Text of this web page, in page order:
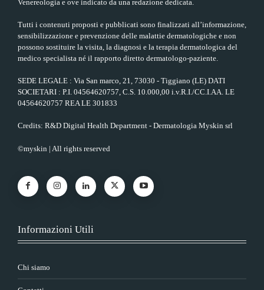
Venereologia e ove indicato da una redazione dedicata.
Tutti i contenuti proposti e pubblicati sono finalizzati all’informazione,
sensibilizzazione e prevenzione delle malattie dermatologiche e non
possono sostituire la visita, la diagnosi e la terapia dermatologica del
medico specialista né il rapporto diretto dermatologo-paziente.
SEDE LEGALE : Via San marco, 21, 73030 - Tiggiano (LE) DATI
SOCIETARI : P.I. 04564620757, C.S. 10.000,00 i.v.R.I./CC.I.AA. LE
04564620757 REA LE 301833
Credits: R&D Digital Health Department - Dermatologia Myskin srl
©myskin | All rights reserved
Informazioni Utili
Chi siamo